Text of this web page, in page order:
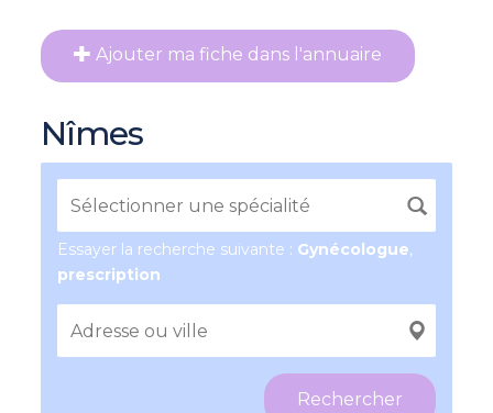
Ajouter ma fiche dans l'annuaire
Nîmes
Essayer la recherche suivante : Gynécologue,
prescription
Rechercher